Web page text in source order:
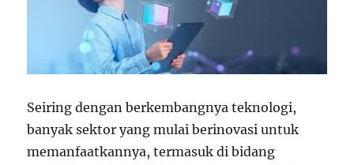
Seiring dengan berkembangnya teknologi,
banyak sektor yang mulai berinovasi untuk
memanfaatkannya, termasuk di bidang